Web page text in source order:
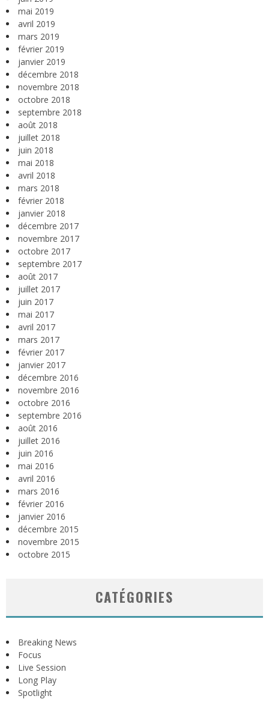
mai 2019
avril 2019
mars 2019
février 2019
janvier 2019
décembre 2018
novembre 2018
octobre 2018
septembre 2018
août 2018
juillet 2018
juin 2018
mai 2018
avril 2018
mars 2018
février 2018
janvier 2018
décembre 2017
novembre 2017
octobre 2017
septembre 2017
août 2017
juillet 2017
juin 2017
mai 2017
avril 2017
mars 2017
février 2017
janvier 2017
décembre 2016
novembre 2016
octobre 2016
septembre 2016
août 2016
juillet 2016
juin 2016
mai 2016
avril 2016
mars 2016
février 2016
janvier 2016
décembre 2015
novembre 2015
octobre 2015
CATÉGORIES
Breaking News
Focus
Live Session
Long Play
Spotlight